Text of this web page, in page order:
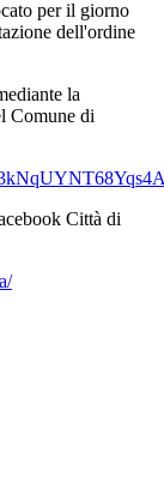
per il giorno
dell'ordine
la
Comune di
Città di